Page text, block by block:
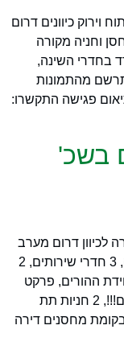
7 פונה לנוף פתוח וירוק כיוונים דרום
וגדולה כ- 20 מ"ר, מחסן וחניה מקורה
בחדרי השינה,
להתרשם מהתמונות
קשר מחיר שיווק 2,500,000 לתיאום פגישה התקשרו:
חדרים בשכ'
לכיוון דרום מערב
של כ-20 מ"ר , מטבח משודרג של חב' רגבה, 3 חדרי שירותים, 2
ההורים, פרקט
למינציה בחדרים, חימום תת ריצפתי בחדרים!!!, 2 חניות תת
מחסן בקומת מחסנים דירה